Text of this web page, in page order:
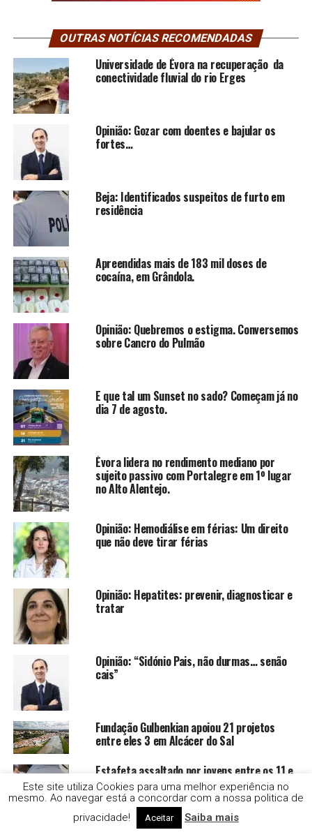
OUTRAS NOTÍCIAS RECOMENDADAS
Universidade de Évora na recuperação da
conectividade fluvial do rio Erges
Opinião: Gozar com doentes e bajular os
fortes…
Beja: Identificados suspeitos de furto em
residência
Apreendidas mais de 183 mil doses de
cocaína, em Grândola.
Opinião: Quebremos o estigma. Conversemos
sobre Cancro do Pulmão
E que tal um Sunset no sado? Começam já no
dia 7 de agosto.
Évora lidera no rendimento mediano por
sujeito passivo com Portalegre em 1º lugar
no Alto Alentejo.
Opinião: Hemodiálise em férias: Um direito
que não deve tirar férias
Opinião: Hepatites: prevenir, diagnosticar e
tratar
Opinião: “Sidónio Pais, não durmas… senão
cais”
Fundação Gulbenkian apoiou 21 projetos
entre eles 3 em Alcácer do Sal
Estafeta assaltado por jovens entre os 11 e
os 18 anos
Este site utiliza Cookies para uma melhor experiência no
mesmo. Ao navegar está a concordar com a nossa politica de
privacidade!
Aceitar Saiba mais